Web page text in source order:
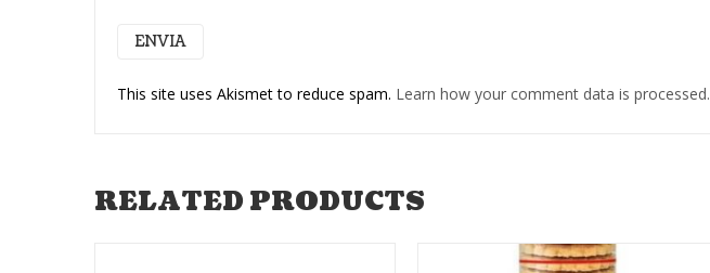
This site uses Akismet to reduce spam. Learn how your comment data is processed.
RELATED PRODUCTS